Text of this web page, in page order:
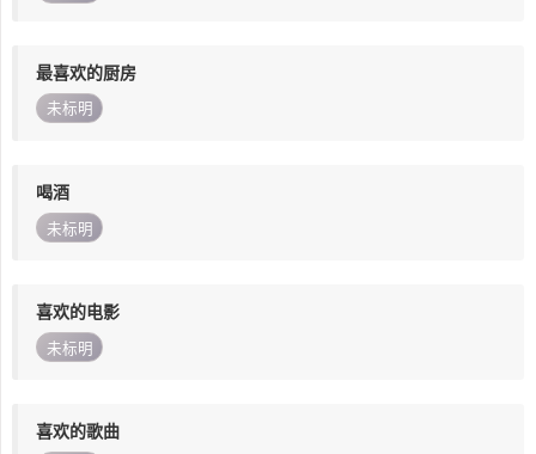
最喜欢的厨房
未标明
喝酒
未标明
喜欢的电影
未标明
喜欢的歌曲